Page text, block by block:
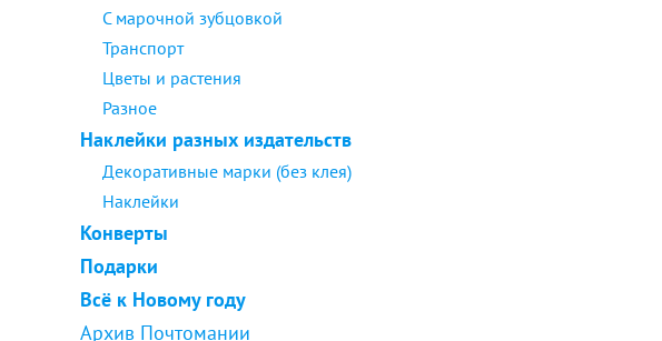
С марочной зубцовкой
Транспорт
Цветы и растения
Разное
Наклейки разных издательств
Декоративные марки (без клея)
Наклейки
Конверты
Подарки
Всё к Новому году
Архив Почтомании